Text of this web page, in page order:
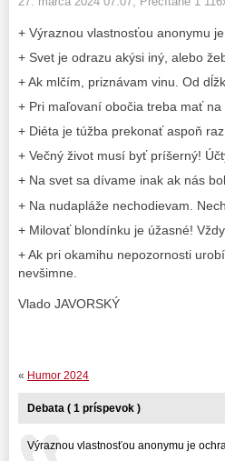
+ Výraznou vlastnosťou anonymu
+ Svet je odrazu akýsi iný, alebo
+ Ak mlčím, priznávam vinu. Od
+ Pri maľovaní obočia treba mať
+ Diéta je túžba prekonať aspoň
+ Večný život musí byť príšerný!
+ Na svet sa dívame inak ak nás
+ Na nudapláže nechodievam.
+ Milovať blondínku je úžasné!
+ Ak pri okamihu nepozornosti
nevšimne.
Vlado JAVORSKÝ
« Humor 2024
Debata ( 1 príspevok )
Výraznou vlastnosťou anonymu je